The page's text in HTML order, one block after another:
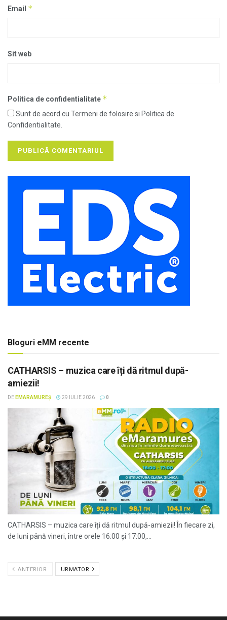
Email *
Sit web
Politica de confidentialitate *
Sunt de acord cu Termeni de folosire si Politica de
Confidentialitate.
Bloguri eMM recente
CATHARSIS – muzica care îți dă ritmul după-
amiezii!
DE EMARAMUREȘ 29 IULIE 2026 0
CATHARSIS – muzica care îți dă ritmul după-amiezii! În fiecare zi,
de luni până vineri, între orele 16:00 și 17:00,...
ANTERIOR URMATOR